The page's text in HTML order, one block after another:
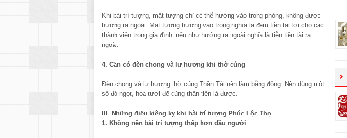
Khi bài trí tượng, mặt tượng chỉ có thể hướng vào trong phòng, không được
hướng ra ngoài. Mặt tượng hướng vào trong nghĩa là đem tiền tài tới cho các
thành viên trong gia đình, nếu như hướng ra ngoài nghĩa là tiễn tiền tài ra
ngoài.
4. Cần có đèn chong và lư hương khi thờ cúng
Đèn chong và lư hương thờ cúng Thần Tài nên làm bằng đồng. Nên dùng một
số đồ ngọt, hoa tươi để cúng thần tiên là được.
III. Những điều kiêng kỵ khi bài trí tượng Phúc Lộc Thọ
1. Không nên bài trí tượng thấp hơn đầu người